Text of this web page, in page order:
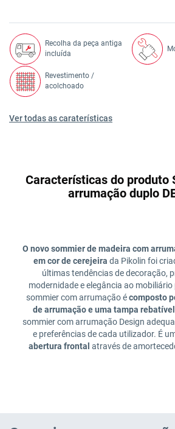
Recolha da peça antiga
incluída
Revestimento /
acolchoado
Ver todas as caraterísticas
Características do produto
arrumação duplo
O novo sommier de madeira com
em cor de cerejeira da Pikolin foi
últimas tendências de decoração,
modernidade e elegância ao
sommier com arrumação écomposto
de arrumação e uma tampa
sommier com arrumação Design
e preferências de cada utilizador. É
abertura frontal através de